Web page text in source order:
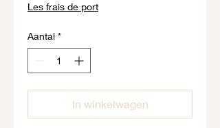
Les frais de port
Aantal *
In winkelwagen